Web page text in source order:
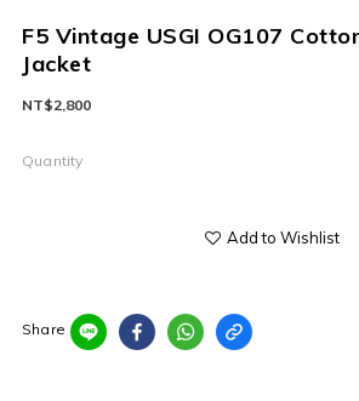
F5 Vintage USGI OG107
Jacket
NT$2,800
Quantity
Add to Wishlist
Share